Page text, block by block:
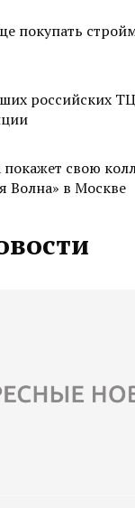
покупать
российских
свою
Волна» в Москве